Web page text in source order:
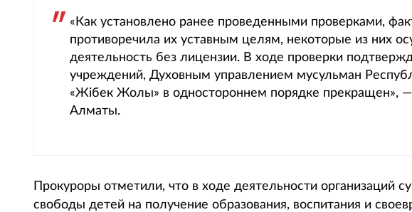
«Как установлено ранее проведенными проверками,
противоречила их уставным целям, некоторые из них
деятельность без лицензии. В ходе проверки
учреждений, Духовным управлением мусульман
«Жібек Жолы» в одностороннем порядке прекращен»,
Алматы.
Прокуроры отметили, что в ходе деятельности организаций
свободы детей на получение образования, воспитания и